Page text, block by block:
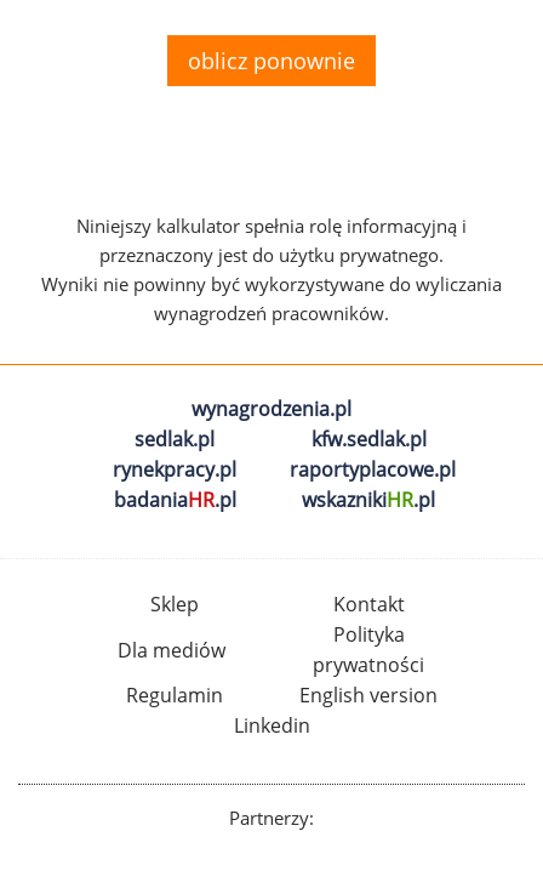
oblicz ponownie
Niniejszy kalkulator spełnia rolę informacyjną i
przeznaczony jest do użytku prywatnego.
Wyniki nie powinny być wykorzystywane do wyliczania
wynagrodzeń pracowników.
wynagrodzenia.pl
sedlak.pl
kfw.sedlak.pl
rynekpracy.pl
raportyplacowe.pl
badaniaHR.pl wskaznikiHR.pl
Sklep
Kontakt
Dla mediów
Polityka
prywatności
Regulamin
English version
Linkedin
Partnerzy: